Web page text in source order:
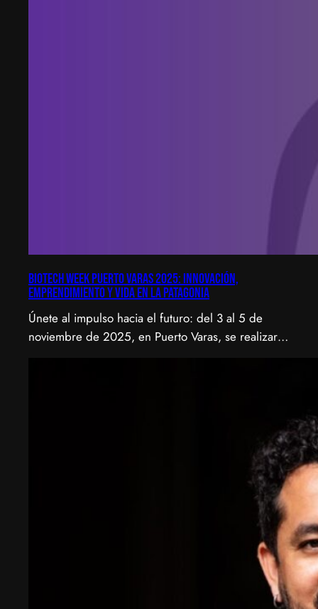
Biotech Week Puerto Varas 2025: Innovación,
emprendimiento y vida en la Patagonia
Únete al impulso hacia el futuro: del 3 al 5 de
noviembre de 2025, en Puerto Varas, se realizará